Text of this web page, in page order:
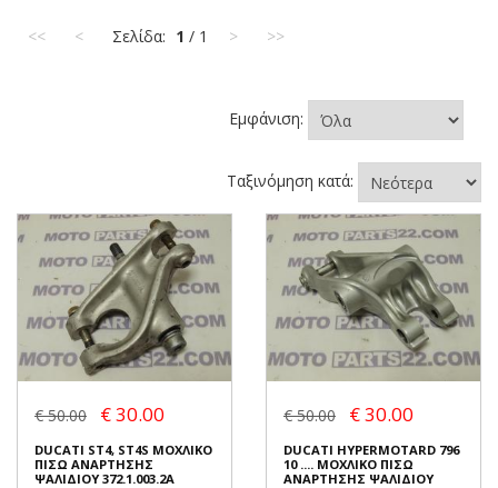
<< < Σελίδα: 1 / 1 > >>
Εμφάνιση:
Ταξινόμηση κατά:
€ 50.00 € 30.00
DUCATI ST4, ST4S ΜΟΧΛΙΚΟ
ΠΙΣΩ ΑΝΑΡΤΗΣΗΣ
ΨΑΛΙΔΙΟΥ 372.1.003.2A
€ 50.00 € 30.00
DUCATI HYPERMOTARD 796
10 .... ΜΟΧΛΙΚΟ ΠΙΣΩ
ΑΝΑΡΤΗΣΗΣ ΨΑΛΙΔΙΟΥ